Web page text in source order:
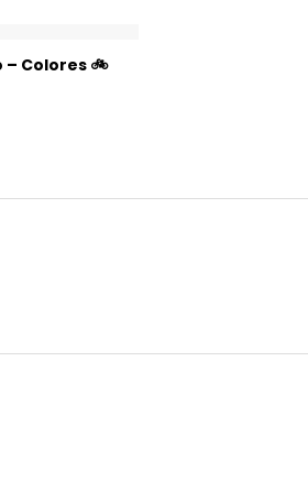
– Colores 🚲